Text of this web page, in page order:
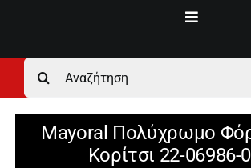
Toggle
Αρχική
Ανδρικά
Αναζήτηση
για:
Mayoral Πολύχρωμο
Κορίτσι 22-06986-